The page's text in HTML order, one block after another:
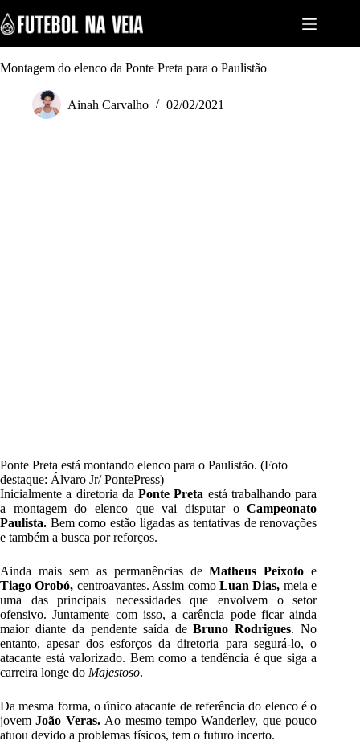
k
i
p
tMontagem do elenco da Ponte Preta para o Paulistão
Ainah Carvalho 02/02/2021
Ponte Preta está montando elenco para o Paulistão. (Foto
destaque: Álvaro Jr/ PontePress)
Inicialmente a diretoria da Ponte Preta está trabalhando para
a montagem do elenco que vai disputar oCampeonato
Paulista. Bem como estão ligadas as tentativas de renovações
e também a busca porreforços.
Ainda mais sem as permanências deMatheus Peixoto e
Tiago Orobó, centroavantes. Assim comoLuan Dias, meia e
uma das principais necessidades que envolvem o setor
ofensivo. Juntamente com isso, a carência pode ficar ainda
maior diante da pendente saída deBruno Rodrigues. No
entanto, apesar dos esforços da diretoria para segurá-lo, o
atacante está valorizado. Bem como a tendência é que siga a
carreira longe do Majestoso.
Da mesma forma, o único atacante de referência do elenco é o
jovemJoão Veras. Ao mesmo tempo Wanderley, que pouco
atuou devido a problemas físicos, tem o futuro incerto.